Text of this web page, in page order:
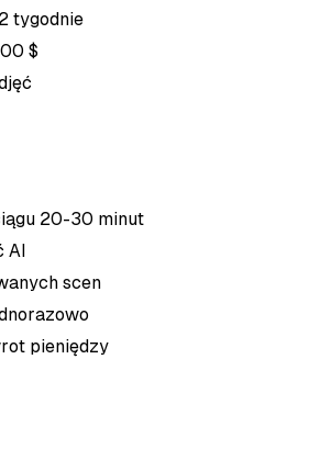
tygodnie
$
20-30 minut
AI
scen
pieniędzy